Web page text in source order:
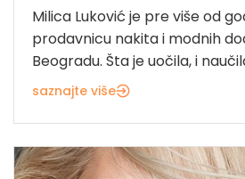
Milica Luković je pre više od
prodavnicu nakita i modnih
Beogradu. Šta je uočila, i
saznajte više